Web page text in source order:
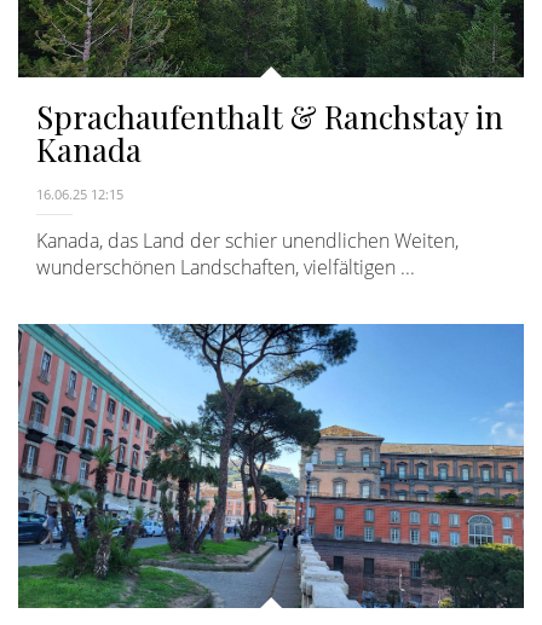
Sprachaufenthalt & Ranchstay in
Kanada
16.06.25 12:15
Kanada, das Land der schier unendlichen Weiten,
wunderschönen Landschaften, vielfältigen ...